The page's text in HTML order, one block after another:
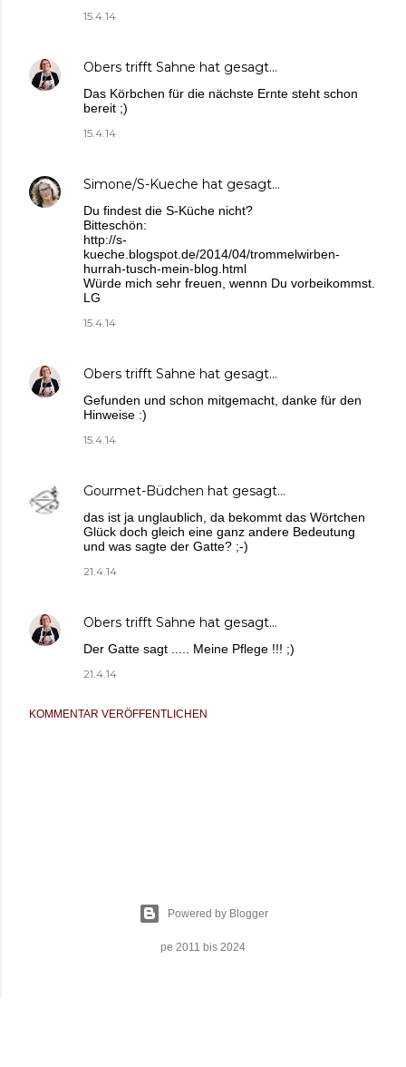
15.4.14
Obers trifft Sahne hat gesagt…
Das Körbchen für die nächste Ernte steht schon
bereit ;)
15.4.14
Simone/S-Kueche hat gesagt…
Du findest die S-Küche nicht?
Bitteschön:
http://s-
kueche.blogspot.de/2014/04/trommelwirben-
hurrah-tusch-mein-blog.html
Würde mich sehr freuen, wennn Du vorbeikommst.
LG
15.4.14
Obers trifft Sahne hat gesagt…
Gefunden und schon mitgemacht, danke für den
Hinweise :)
15.4.14
Gourmet-Büdchen hat gesagt…
das ist ja unglaublich, da bekommt das Wörtchen
Glück doch gleich eine ganz andere Bedeutung
und was sagte der Gatte? ;-)
21.4.14
Obers trifft Sahne hat gesagt…
Der Gatte sagt ..... Meine Pflege !!! ;)
21.4.14
KOMMENTAR VERÖFFENTLICHEN
Powered by Blogger
pe 2011 bis 2024